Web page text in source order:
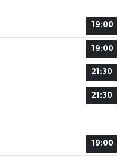
19:00
19:00
21:30
21:30
19:00